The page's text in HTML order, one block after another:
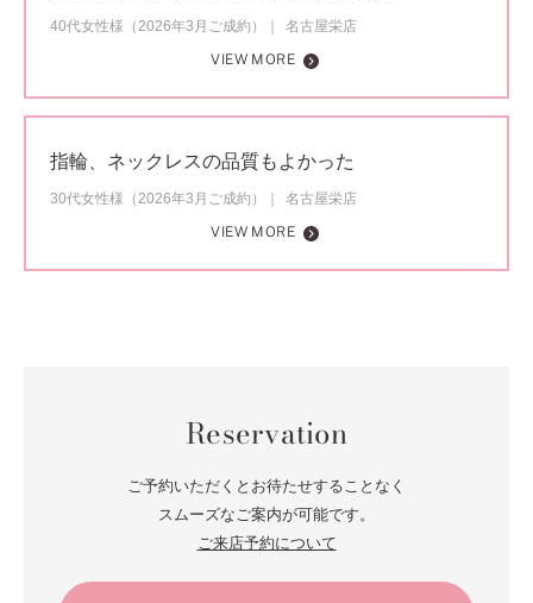
40代女性様（2026年3月ご成約）
名古屋栄店
VIEW MORE
指輪、ネックレスの品質もよかった
30代女性様（2026年3月ご成約）
名古屋栄店
VIEW MORE
Reservation
ご予約いただくとお待たせすることなく
スムーズなご案内が可能です。
ご来店予約について